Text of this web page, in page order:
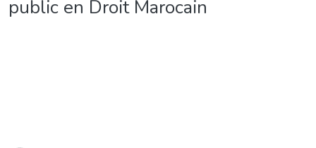
public en Droit Marocain